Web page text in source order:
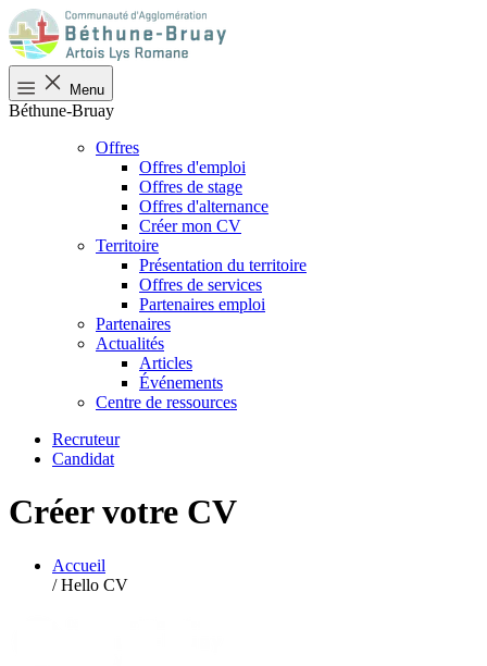
Menu
Béthune-Bruay
Offres
Offres d'emploi
Offres de stage
Offres d'alternance
Créer mon CV
Territoire
Présentation du territoire
Offres de services
Partenaires emploi
Partenaires
Actualités
Articles
Événements
Centre de ressources
Recruteur
Candidat
Créer votre CV
Accueil
/ Hello CV